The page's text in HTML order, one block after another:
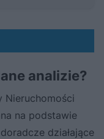
analizie?
Nieruchomości
na podstawie
działające